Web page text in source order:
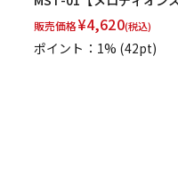
販売価格¥4,620(税込)
ポイント：1% (42pt)